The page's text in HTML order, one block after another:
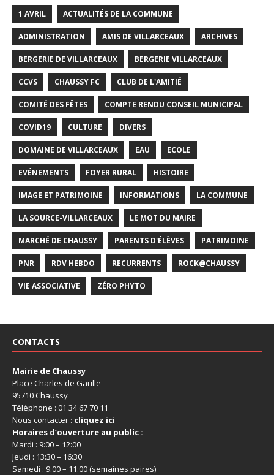
1 AVRIL ACTUALITÉS DE LA COMMUNE
ADMINISTRATION AMIS DE VILLARCEAUX ARCHIVES
BERGERIE DE VILLARCEAUX BERGERIE VILLARCEAUX
CCVS CHAUSSY FC CLUB DE L'AMITIÉ
COMITÉ DES FÊTES COMPTE RENDU CONSEIL MUNICIPAL
COVID19 CULTURE DIVERS
DOMAINE DE VILLARCEAUX EAU ECOLE
EVÉNEMENTS FOYER RURAL HISTOIRE
IMAGE ET PATRIMOINE INFORMATIONS LA COMMUNE
LA SOURCE-VILLARCEAUX LE MOT DU MAIRE
MARCHÉ DE CHAUSSY PARENTS D'ÉLÈVES PATRIMOINE
PNR RDV HEBDO RECURRENTS ROCK@CHAUSSY
VIE ASSOCIATIVE ZÉRO PHYTO
CONTACTS
Mairie de Chaussy
Place Charles de Gaulle
95710 Chaussy
Téléphone : 01 34 67 70 11
Nous contacter : cliquez ici
Horaires d’ouverture au public :
Mardi : 9:00 – 12:00
Jeudi : 13:30 – 16:30
Samedi : 9:00 – 11:00 (semaines paires)